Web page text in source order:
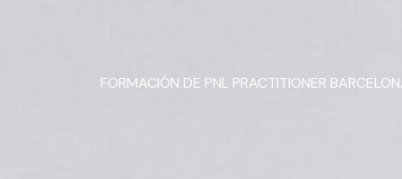
FORMACIÓN DE PNL PRACTITIONER